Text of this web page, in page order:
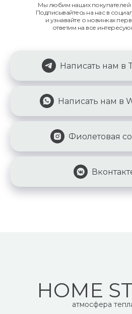
Мы любим наших покупателей
Подписывайтесь на нас в
и узнавайте о новинках
ответим на все
Написать нам в
Написать нам в
Фиолетовая
HOME
атмосфера